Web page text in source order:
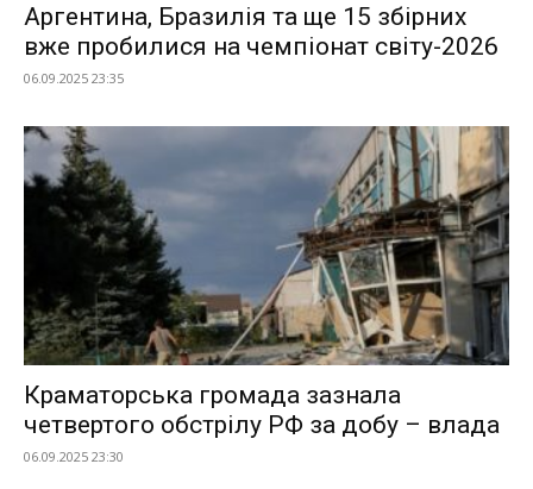
Аргентина, Бразилія та ще 15 збірних
вже пробилися на чемпіонат світу-2026
06.09.2025 23:35
Краматорська громада зазнала
четвертого обстрілу РФ за добу – влада
06.09.2025 23:30